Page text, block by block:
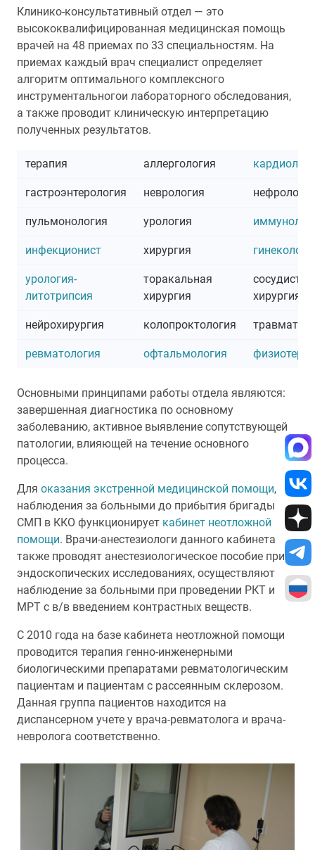
Клинико-консультативный отдел — это
высококвалифицированная медицинская помощь
врачей на 48 приемах по 33 специальностям. На
приемах каждый врач специалист определяет
алгоритм оптимального комплексного
инструментальногои лабораторного обследования,
а также проводит клиническую интерпретацию
полученных результатов.
терапия аллергология
гастроэнтерология неврология
пульмонология урология
инфекционист хирургия
урология-
литотрипсия
торакальная
хирургия
сосудистая
хирургия
нейрохирургия колопроктология
ревматология офтальмология
Основными принципами работы отдела являются:
завершенная диагностика по основному
заболеванию, активное выявление сопутствующей
патологии, влияющей на течение основного
процесса.
Для оказания экстренной медицинской помощи,
наблюдения за больными до прибытия бригады
СМП в ККО функционирует кабинет неотложной
помощи. Врачи-анестезиологи данного кабинета
также проводят анестезиологическое пособие при
эндоскопических исследованиях, осуществляют
наблюдение за больными при проведении РКТ и
МРТ с в/в введением контрастных веществ.
С 2010 года на базе кабинета неотложной помощи
проводится терапия генно-инженерными
биологическими препаратами ревматологическим
пациентам и пациентам с рассеянным склерозом.
Данная группа пациентов находится на
диспансерном учете у врача-ревматолога и врача-
невролога соответственно.